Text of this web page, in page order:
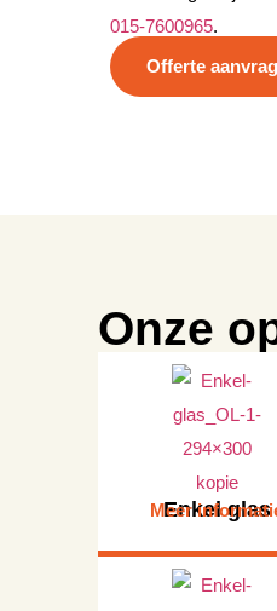
015-7600965.
Offerte
Onze
Enkel glas
Meer